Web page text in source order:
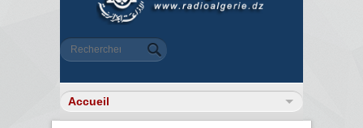
Formulaire de recherche
Rechercher